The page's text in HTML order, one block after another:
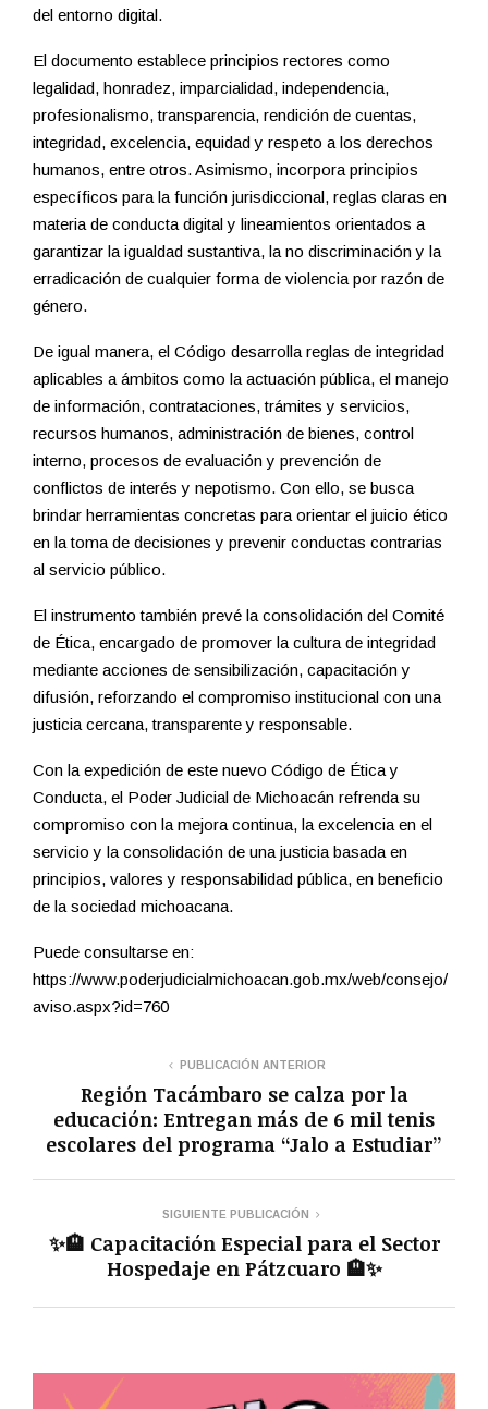
del entorno digital.
El documento establece principios rectores como
legalidad, honradez, imparcialidad, independencia,
profesionalismo, transparencia, rendición de cuentas,
integridad, excelencia, equidad y respeto a los derechos
humanos, entre otros. Asimismo, incorpora principios
específicos para la función jurisdiccional, reglas claras en
materia de conducta digital y lineamientos orientados a
garantizar la igualdad sustantiva, la no discriminación y la
erradicación de cualquier forma de violencia por razón de
género.
De igual manera, el Código desarrolla reglas de integridad
aplicables a ámbitos como la actuación pública, el manejo
de información, contrataciones, trámites y servicios,
recursos humanos, administración de bienes, control
interno, procesos de evaluación y prevención de
conflictos de interés y nepotismo. Con ello, se busca
brindar herramientas concretas para orientar el juicio ético
en la toma de decisiones y prevenir conductas contrarias
al servicio público.
El instrumento también prevé la consolidación del Comité
de Ética, encargado de promover la cultura de integridad
mediante acciones de sensibilización, capacitación y
difusión, reforzando el compromiso institucional con una
justicia cercana, transparente y responsable.
Con la expedición de este nuevo Código de Ética y
Conducta, el Poder Judicial de Michoacán refrenda su
compromiso con la mejora continua, la excelencia en el
servicio y la consolidación de una justicia basada en
principios, valores y responsabilidad pública, en beneficio
de la sociedad michoacana.
Puede consultarse en:
https://www.poderjudicialmichoacan.gob.mx/web/consejo/
aviso.aspx?id=760
PUBLICACIÓN ANTERIOR
Región Tacámbaro se calza por la
educación: Entregan más de 6 mil tenis
escolares del programa “Jalo a Estudiar”
SIGUIENTE PUBLICACIÓN
✨🏨 Capacitación Especial para el Sector
Hospedaje en Pátzcuaro 🏨✨